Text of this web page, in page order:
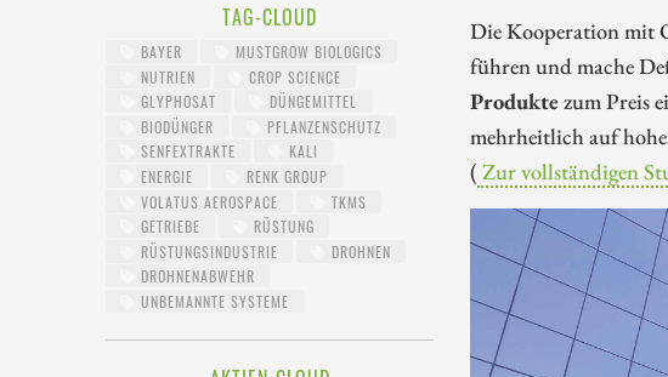
TAG-CLOUD
BAYER
MUSTGROW BIOLOGICS
NUTRIEN
CROP SCIENCE
GLYPHOSAT
DÜNGEMITTEL
BIODÜNGER
PFLANZENSCHUTZ
SENFEXTRAKTE
KALI
ENERGIE
RENK GROUP
VOLATUS AEROSPACE
TKMS
GETRIEBE
RÜSTUNG
RÜSTUNGSINDUSTRIE
DROHNEN
DROHNENABWEHR
UNBEMANNTE SYSTEME
Die Kooperation mit
führen und mache
Produktezum Preis
mehrheitlich auf
( Zur vollständigen